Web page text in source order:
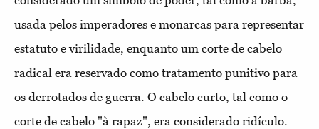
usada pelos imperadores e monarcas para representar
estatuto e virilidade, enquanto um corte de cabelo
radical era reservado como tratamento punitivo para
os derrotados de guerra. O cabelo curto, tal como o
corte de cabelo "à rapaz", era considerado ridículo.